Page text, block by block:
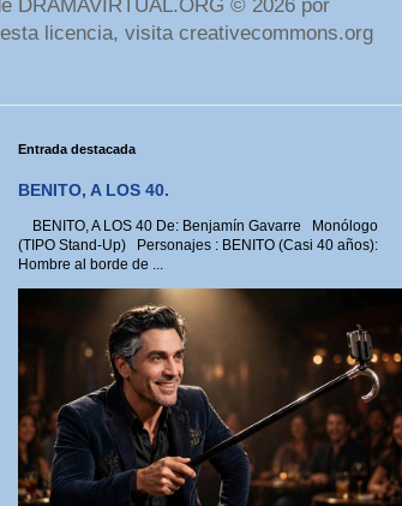
DRAMAVIRTUAL.ORG © 2026 por
licencia, visita creativecommons.org
Entrada destacada
BENITO, A LOS 40.
BENITO, A LOS 40 De: Benjamín Gavarre Monólogo
(TIPO Stand-Up) Personajes : BENITO (Casi 40 años):
Hombre al borde de ...